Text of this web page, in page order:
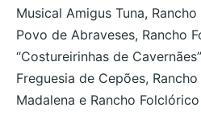
Musical Amigus Tuna,
Povo de Abraveses, Rancho
“Costureirinhas de
Freguesia de Cepões,
Madalena e Rancho